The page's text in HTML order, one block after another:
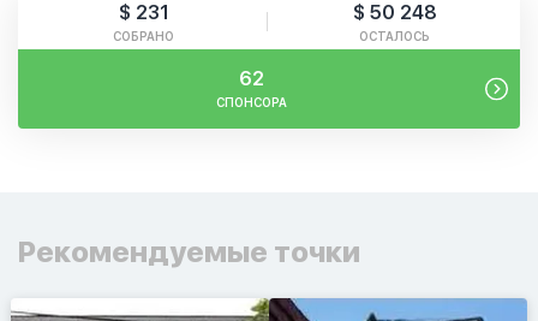
$ 231
СОБРАНО
$ 50 248
ОСТАЛОСЬ
62
СПОНСОРА
Рекомендуемые точки